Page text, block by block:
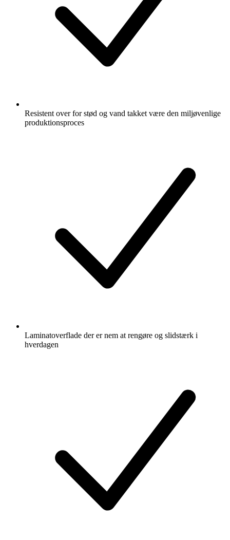
Resistent over for stød og vand takket være den miljøvenlige
produktionsproces
Laminatoverflade der er nem at rengøre og slidstærk i
hverdagen